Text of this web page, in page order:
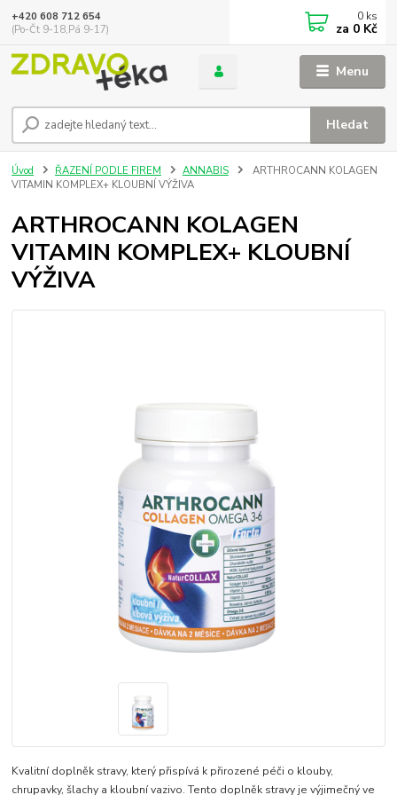
Menu
Hledat
+420 608 712 654
(Po-Čt 9-18,Pá 9-17)
0 ks
za 0 Kč
Úvod ŘAZENÍ PODLE FIREM ANNABIS
ARTHROCANN KOLAGEN
VITAMIN KOMPLEX+ KLOUBNÍ VÝŽIVA
ARTHROCANN KOLAGEN
VITAMIN KOMPLEX+ KLOUBNÍ
VÝŽIVA
Kvalitní doplněk stravy, který přispívá k přirozené péči o klouby,
chrupavky, šlachy a kloubní vazivo. Tento doplněk stravy je výjimečný ve